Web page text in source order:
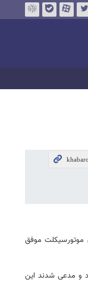
موتورسیکلت موفق
و مدعی شدند این